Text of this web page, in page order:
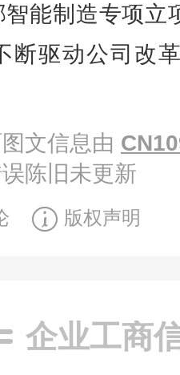
能制造专项立
断驱动公司改
文信息由
陈旧未更新
版权声明
企业工商